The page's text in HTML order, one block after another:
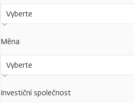
Vyberte
Měna
Vyberte
Investiční společnost